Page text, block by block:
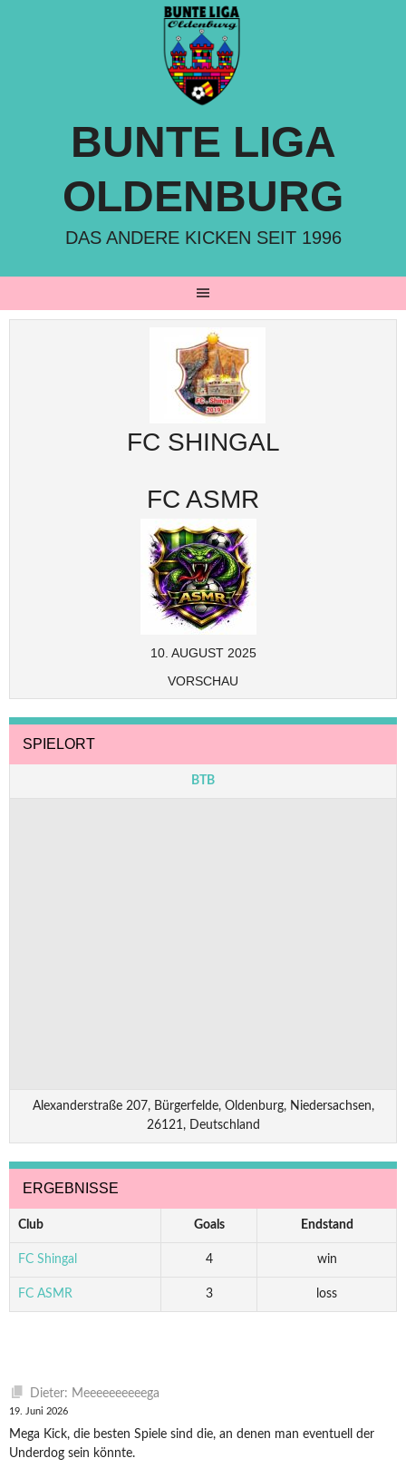
BUNTE LIGA
OLDENBURG
DAS ANDERE KICKEN SEIT 1996
FC SHINGAL
FC ASMR
10. AUGUST 2025
VORSCHAU
SPIELORT
BTB
Alexanderstraße 207, Bürgerfelde, Oldenburg, Niedersachsen,
26121, Deutschland
ERGEBNISSE
Club Goals Endstand
FC Shingal 4 win
FC ASMR 3 loss
Dieter: Meeeeeeeeeega
19. Juni 2026
Mega Kick, die besten Spiele sind die, an denen man eventuell der
Underdog sein könnte.